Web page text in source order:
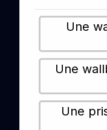
Une
Une
Une